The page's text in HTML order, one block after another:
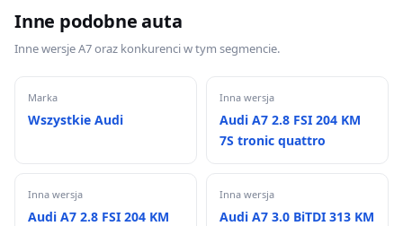
Inne podobne auta
Inne wersje A7 oraz konkurenci w tym segmencie.
Marka
Wszystkie Audi
Inna wersja
Audi A7 2.8 FSI 204 KM
7S tronic quattro
Inna wersja
Audi A7 2.8 FSI 204 KM
Inna wersja
Audi A7 3.0 BiTDI 313 KM